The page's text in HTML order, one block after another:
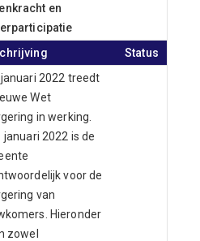
en
Status
januari 2022 treedt
Wet
in werking.
januari 2022 is de
voor de
van
Hieronder
zowel